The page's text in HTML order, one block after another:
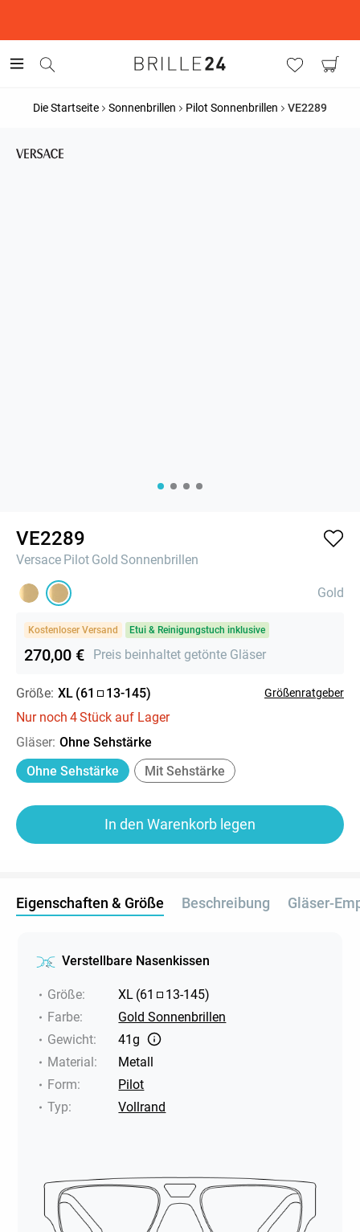
Die Startseite Sonnenbrillen Pilot Sonnenbrillen VE2289
VE2289
Versace Pilot Gold Sonnenbrillen
Gold
Kostenloser Versand Etui & Reinigungstuch inklusive
270,00 € Preis beinhaltet getönte Gläser
Größe: XL (61 13-145) Größenratgeber
Nur noch 4Stück auf Lager
Gläser: Ohne Sehstärke
Ohne Sehstärke
Mit Sehstärke
In den Warenkorb legen
Eigenschaften & Größe Beschreibung Gläser-
Verstellbare Nasenkissen
Größe: XL (61 13-145)
Farbe:
Gold Sonnenbrillen
Gewicht:
41g
Material:
Metall
Form:
Pilot
Typ: Vollrand